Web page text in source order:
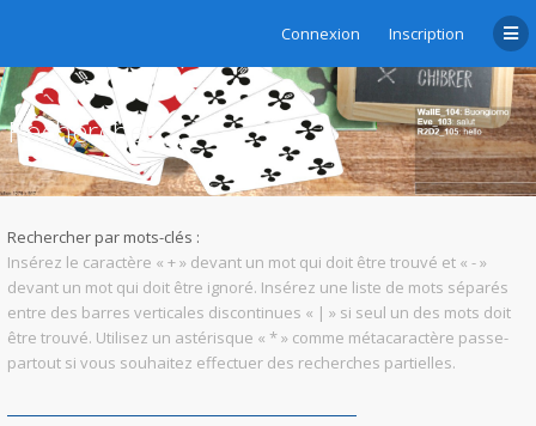
Connexion Inscription
Rechercher
Rechercher par mots-clés :
Insérez le caractère « + » devant un mot qui doit être trouvé et « - »
devant un mot qui doit être ignoré. Insérez une liste de mots séparés
entre des barres verticales discontinues « | » si seul un des mots doit
être trouvé. Utilisez un astérisque « * » comme métacaractère passe-
partout si vous souhaitez effectuer des recherches partielles.